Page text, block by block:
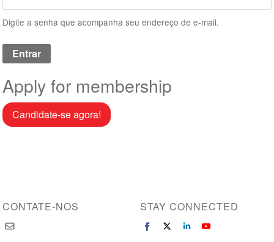
Digite a senha que acompanha seu endereço de e-mail.
Apply for membership
Candidate-se agora!
CONTATE-NOS STAY CONNECTED